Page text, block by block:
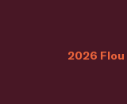
2026 Flou